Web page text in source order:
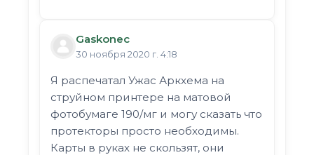
Gaskonec
30 ноября 2020 г. 4:18
Я распечатал Ужас Аркхема на
струйном принтере на матовой
фотобумаге 190/мг и могу сказать что
протекторы просто необходимы.
Карты в руках не скользят, они